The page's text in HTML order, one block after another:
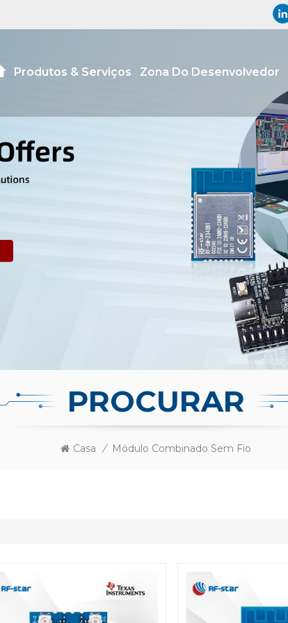
Produtos & Serviços Zona Do Desenvolvedor
PROCURAR
Casa / Módulo Combinado Sem Fio